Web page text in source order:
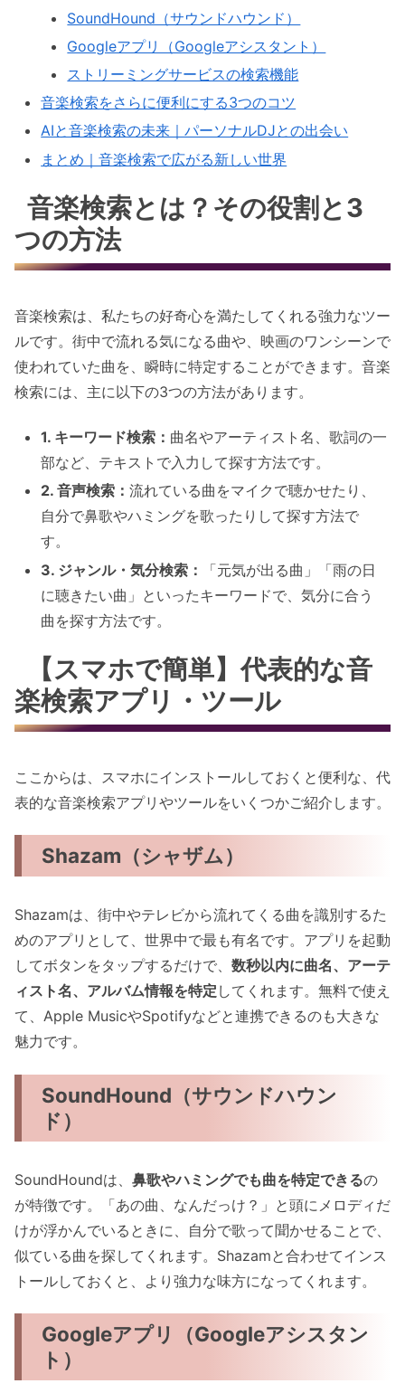
SoundHound（サウンドハウンド）
Googleアプリ（Googleアシスタント）
ストリーミングサービスの検索機能
音楽検索をさらに便利にする3つのコツ
AIと音楽検索の未来｜パーソナルDJとの出会い
まとめ｜音楽検索で広がる新しい世界
音楽検索とは？その役割と3
つの方法
音楽検索は、私たちの好奇心を満たしてくれる強力なツー
ルです。街中で流れる気になる曲や、映画のワンシーンで
使われていた曲を、瞬時に特定することができます。音楽
検索には、主に以下の3つの方法があります。
1. キーワード検索： 曲名やアーティスト名、歌詞の一
部など、テキストで入力して探す方法です。
2. 音声検索：流れている曲をマイクで聴かせたり、
自分で鼻歌やハミングを歌ったりして探す方法で
す。
3. ジャンル・気分検索：
「元気が出る曲」「雨の日
に聴きたい曲」といったキーワードで、気分に合う
曲を探す方法です。
【スマホで簡単】代表的な音
楽検索アプリ・ツール
ここからは、スマホにインストールしておくと便利な、代
表的な音楽検索アプリやツールをいくつかご紹介します。
Shazam（シャザム）
Shazamは、街中やテレビから流れてくる曲を識別するた
めのアプリとして、世界中で最も有名です。アプリを起動
してボタンをタップするだけで、 数秒以内に曲名、アーテ
ィスト名、アルバム情報を特定 してくれます。無料で使え
て、Apple MusicやSpotifyなどと連携できるのも大きな
魅力です。
SoundHound（サウンドハウン
ド）
SoundHoundは、 鼻歌やハミングでも曲を特定できるの
が特徴です。「あの曲、なんだっけ？」と頭にメロディだ
けが浮かんでいるときに、自分で歌って聞かせることで、
似ている曲を探してくれます。Shazamと合わせてインス
トールしておくと、より強力な味方になってくれます。
Googleアプリ（Googleアシスタン
ト）